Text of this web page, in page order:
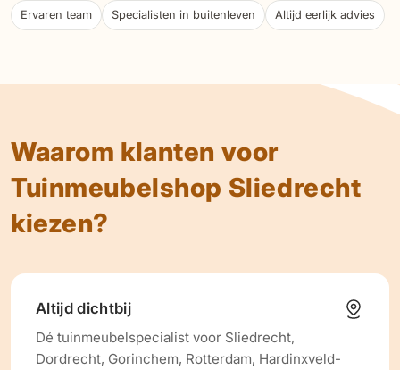
Ervaren team Specialisten in buitenleven Altijd eerlijk advies
Waarom klanten voor
Tuinmeubelshop Sliedrecht
kiezen?
Altijd dichtbij
Dé tuinmeubelspecialist voor Sliedrecht,
Dordrecht, Gorinchem, Rotterdam, Hardinxveld-